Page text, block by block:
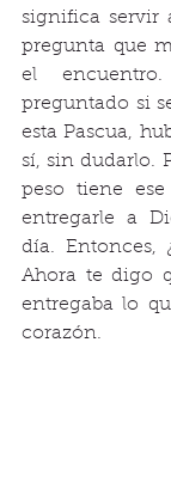
significa servir
pregunta que
el
preguntado si
esta Pascua,
sí, sin dudarlo.
peso tiene
entregarle a
día. Entonces,
Ahora te digo
entregaba lo
corazón.